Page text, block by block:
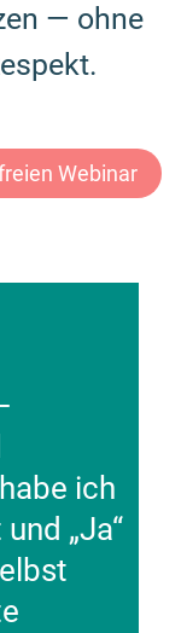
— ohne
Webinar
ich
„Ja“